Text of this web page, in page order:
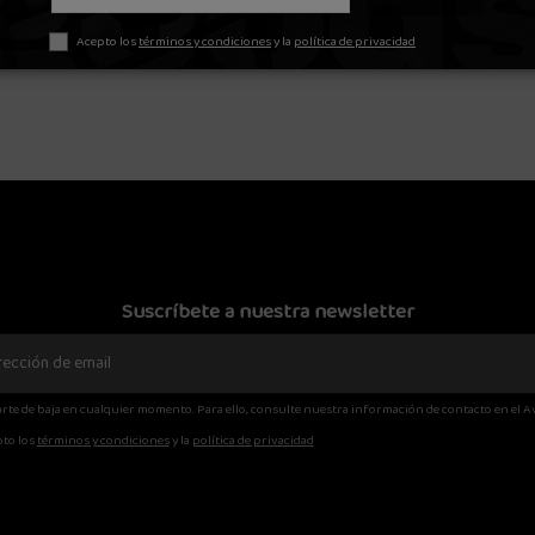
OBEY RIB TANK 2 PACK BLANCO
42,00 €
M
Suscríbete a nuestra newsletter
de baja en cualquier momento. Para ello, consulte nuestra información de contacto en el
lostérminos y condicionesy la política de privacidad
Acepto lostérminos y condicionesy la política de privacidad